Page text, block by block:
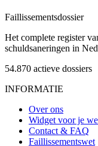
Faillissementsdossier
Het complete register
schuldsaneringen in
54.870 actieve dossiers
INFORMATIE
Over ons
Widget voor je
Contact & FAQ
Faillissementswet